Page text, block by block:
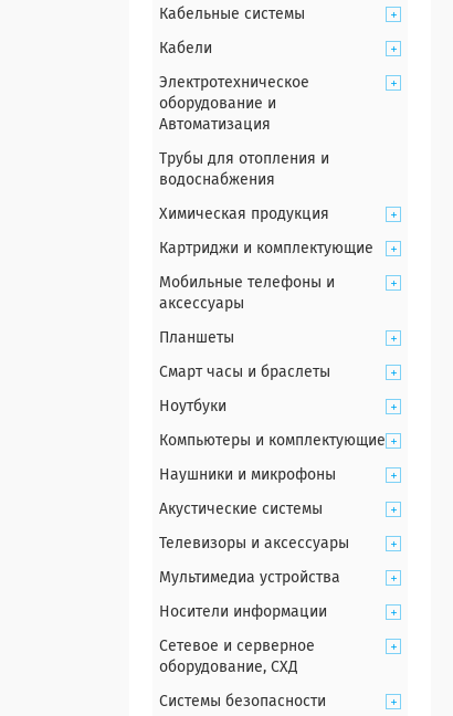
Кабельные системы
Кабели
Электротехническое
оборудование и
Автоматизация
Трубы для отопления и
водоснабжения
Химическая продукция
Картриджи и комплектующие
Мобильные телефоны и
аксессуары
Планшеты
Смарт часы и браслеты
Ноутбуки
Компьютеры и комплектующие
Наушники и микрофоны
Акустические системы
Телевизоры и аксессуары
Мультимедиа устройства
Носители информации
Сетевое и серверное
оборудование, СХД
Системы безопасности